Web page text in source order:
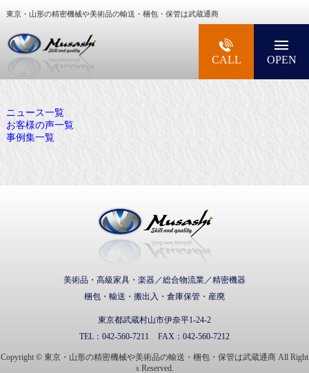
東京・山形の精密機械や美術品の輸送・梱包・保管は武蔵通商
大型精密機械・美術品・高級楽器の梱包・輸送
CALL OPEN
ニュース一覧
お客様の声一覧
事例集一覧
美術品・高級家具・楽器／総合物流業／精密機器
梱包・輸送・搬出入・倉庫保管・産廃
東京都武蔵村山市伊奈平1-24-2
TEL： 042-560-7211 FAX： 042-560-7212
Copyright © 東京・山形の精密機械や美術品の輸送・梱包・保管は武蔵通商 All Right
s Reserved.